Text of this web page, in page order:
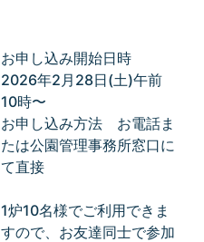
お申し込み開始日時
2026年2月28日(土)午前
10時〜
お申し込み方法 お電話ま
たは公園管理事務所窓口に
て直接
1炉10名様でご利用できま
すので、お友達同士で参加